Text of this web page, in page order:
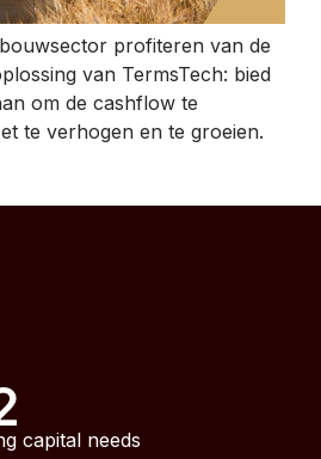
profiteren van de
van TermsTech: bied
om de cashflow te
te verhogen en te groeien.
capital needs